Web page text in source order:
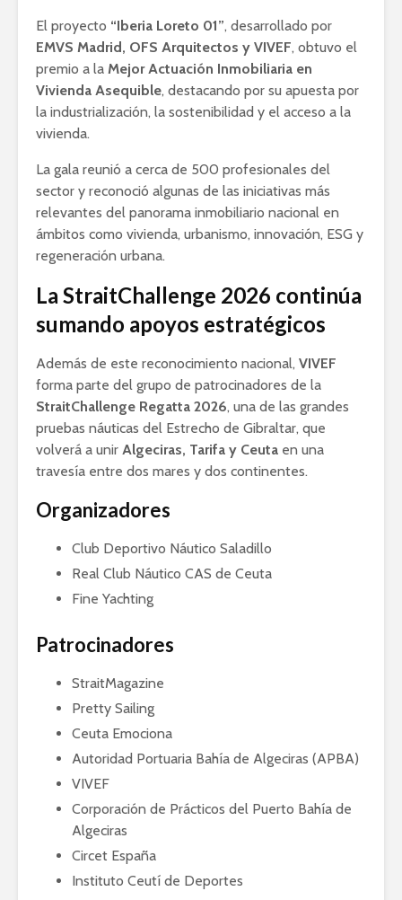
El proyecto “Iberia Loreto 01”, desarrollado por
EMVS Madrid, OFS Arquitectos y VIVEF, obtuvo el
premio a la Mejor Actuación Inmobiliaria en
Vivienda Asequible, destacando por su apuesta por
la industrialización, la sostenibilidad y el acceso a la
vivienda.
La gala reunió a cerca de 500 profesionales del
sector y reconoció algunas de las iniciativas más
relevantes del panorama inmobiliario nacional en
ámbitos como vivienda, urbanismo, innovación, ESG y
regeneración urbana.
La StraitChallenge 2026 continúa
sumando apoyos estratégicos
Además de este reconocimiento nacional, VIVEF
forma parte del grupo de patrocinadores de la
StraitChallenge Regatta 2026, una de las grandes
pruebas náuticas del Estrecho de Gibraltar, que
volverá a unir Algeciras, Tarifa y Ceuta en una
travesía entre dos mares y dos continentes.
Organizadores
Club Deportivo Náutico Saladillo
Real Club Náutico CAS de Ceuta
Fine Yachting
Patrocinadores
StraitMagazine
Pretty Sailing
Ceuta Emociona
Autoridad Portuaria Bahía de Algeciras (APBA)
VIVEF
Corporación de Prácticos del Puerto Bahía de
Algeciras
Circet España
Instituto Ceutí de Deportes